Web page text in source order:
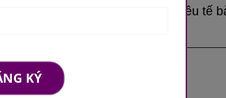
quá trình lọc mỡ lấy được nhiều tế
KÝ